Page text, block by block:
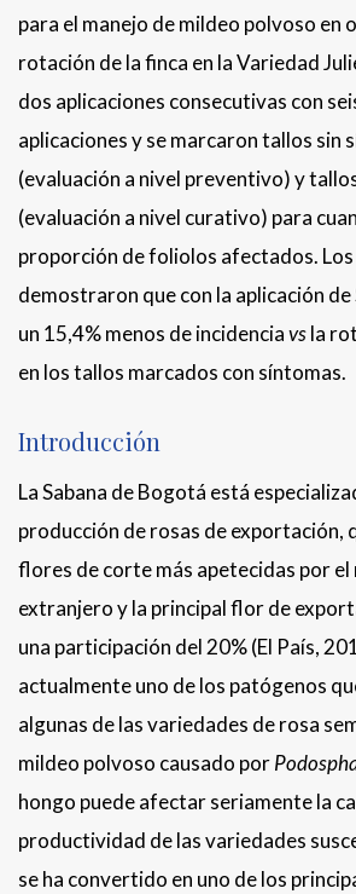
para el manejo de mildeo polvoso en
rotación de la finca en la Variedad
dos aplicaciones consecutivas con
aplicaciones y se marcaron tallos sin
(evaluación a nivel preventivo) y
(evaluación a nivel curativo) para
proporción de foliolos afectados.
demostraron que con la aplicación
un 15,4% menos de incidenciavsla
en los tallos marcados con síntomas.
Introducción
La Sabana de Bogotá está
producción de rosas de exportación,
flores de corte más apetecidas por el
extranjero y la principal flor de
una participación del 20% (El País,
actualmente uno de los patógenos
algunas de las variedades de rosa
mildeo polvoso causado por
hongo puede afectar seriamente la
productividad de las variedades
se ha convertido en uno de los